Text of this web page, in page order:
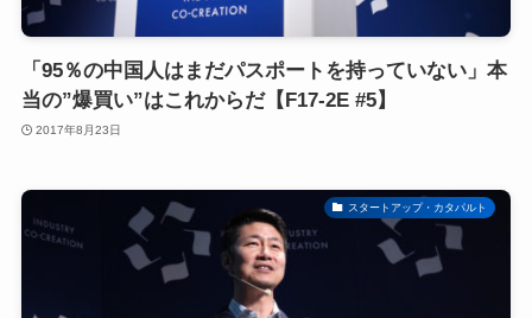
「95％の中国人はまだパスポートを持っていない」本
当の”爆買い”はこれからだ【F17-2E #5】
2017年8月23日
スタートアップ・カタパルト